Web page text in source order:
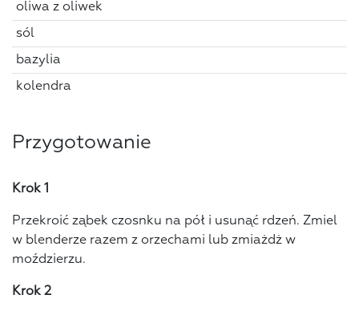
oliwa z oliwek
sól
bazylia
kolendra
Przygotowanie
Krok 1
Przekroić ząbek czosnku na pół i usunąć rdzeń. Zmiel
w blenderze razem z orzechami lub zmiażdż w
moździerzu.
Krok 2